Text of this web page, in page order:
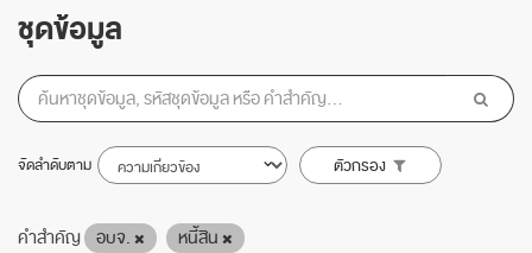
ชุดข้อมูล
จัดลำดับตาม ตัวกรอง
คำสำคัญ อบจ. หนี้สิน